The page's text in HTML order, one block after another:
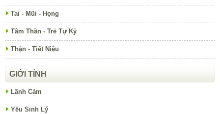
Tai - Mũi - Họng
Tâm Thần - Trẻ Tự Kỷ
Thận - Tiết Niệu
GIỚI TÍNH
Lãnh Cảm
Yếu Sinh Lý